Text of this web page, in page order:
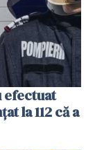
efectuat
la 112 că a